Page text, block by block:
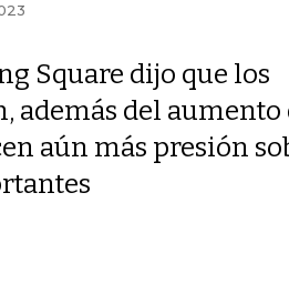
Square dijo que los
además del aumento
aún más presión